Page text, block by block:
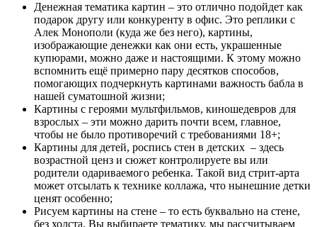
Денежная тематика картин – это отлично подойдет как
подарок другу или конкуренту в офис. Это реплики с
Алек Монополи (куда же без него), картины,
изображающие денежки как они есть, украшенные
купюрами, можно даже и настоящими. К этому можно
вспомнить ещё примерно пару десятков способов,
помогающих подчеркнуть картинами важность бабла в
нашей суматошной жизни;
Картины с героями мультфильмов, киношедевров для
взрослых – эти можно дарить почти всем, главное,
чтобы не было противоречий с требованиями 18+;
Картины для детей, роспись стен в детских – здесь
возрастной ценз и сюжет контролируете вы или
родители одариваемого ребенка. Такой вид стрит-арта
может отсылать к технике коллажа, что нынешние детки
ценят особенно;
Рисуем картины на стене – то есть буквально на стене,
без холста. Вы выбираете тематику, мы рассчитываем